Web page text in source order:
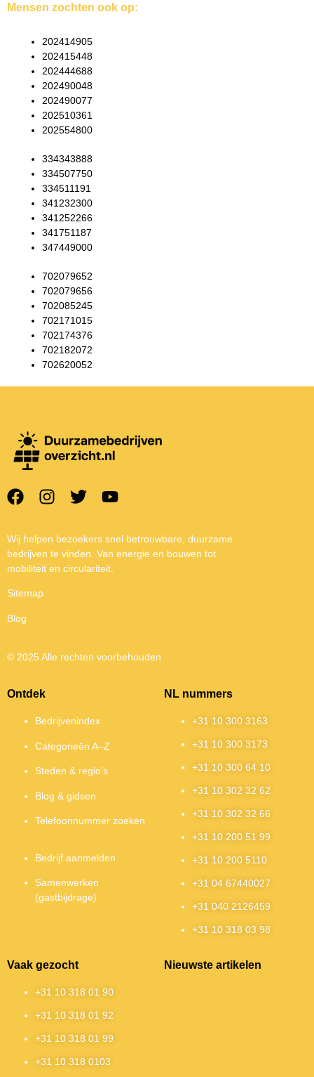
Mensen zochten ook op:
202414905
202415448
202444688
202490048
202490077
202510361
202554800
334343888
334507750
334511191
341232300
341252266
341751187
347449000
702079652
702079656
702085245
702171015
702174376
702182072
702620052
Wij helpen bezoekers snel betrouwbare, duurzame
bedrijven te vinden. Van energie en bouwen tot
mobiliteit en circulariteit.
Sitemap
Blog
© 2025 Alle rechten voorbehouden
Ontdek
Bedrijvenindex
Categorieën A–Z
Steden & regio’s
Blog & gidsen
Telefoonnummer zoeken
Bedrijf aanmelden
Samenwerken
(gastbijdrage)
NL nummers
+31 10 300 3163
+31 10 300 3173
+31 10 300 64 10
+31 10 302 32 62
+31 10 302 32 66
+31 10 200 51 99
+31 10 200 5110
+31 04 67440027
+31 040 2126459
+31 10 318 03 98
Vaak gezocht
+31 10 318 01 90
+31 10 318 01 92
+31 10 318 01 99
+31 10 318 0103
Nieuwste artikelen